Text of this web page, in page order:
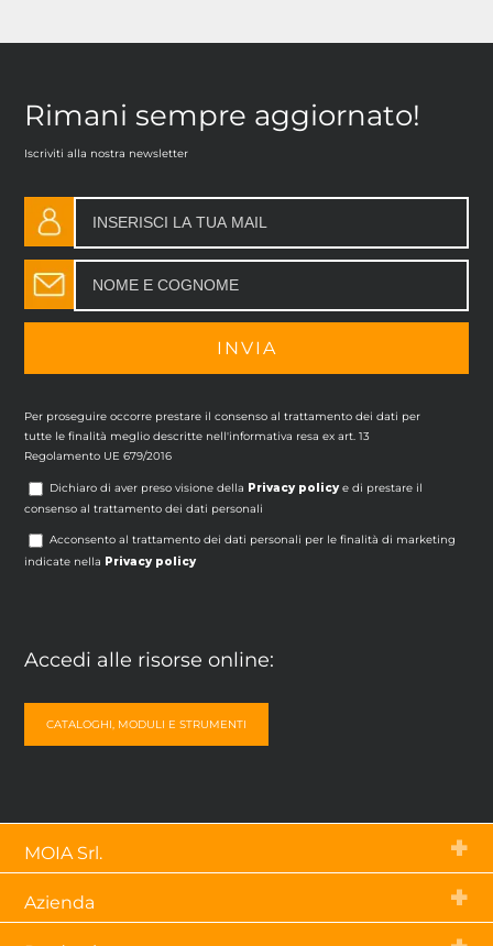
Rimani sempre aggiornato!
Iscriviti alla nostra newsletter
Per proseguire occorre prestare il consenso al trattamento dei dati per
tutte le finalità meglio descritte nell'informativa resa ex art. 13
Regolamento UE 679/2016
Dichiaro di aver preso visione della Privacy policye di prestare il
consenso al trattamento dei dati personali
Acconsento al trattamento dei dati personali per le finalità di marketing
indicate nella Privacy policy
Accedi alle risorse online:
CATALOGHI, MODULI E STRUMENTI
MOIA Srl.
Borgaro Torinese (To) – Italia
p.iva 03843790019
Azienda